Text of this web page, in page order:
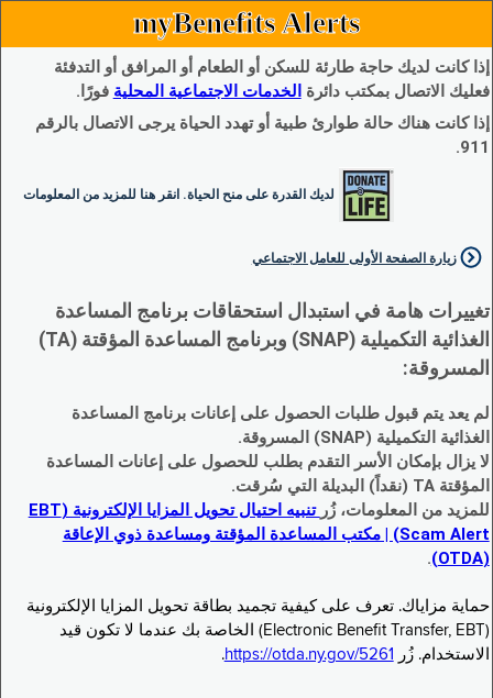
myBenefits Alerts
إذا كانت لديك حاجة طارئة للسكن أو الطعام أو المرافق أو التدفئة
فعليك الاتصال بمكتب دائرة الخدمات الاجتماعية المحلية فورًا.
إذا كانت هناك حالة طوارئ طبية أو تهدد الحياة يرجى الاتصال بالرقم
911.
لديك القدرة على منح الحياة. انقر هنا للمزيد من المعلومات
زيارة الصفحة الأولى للعامل الاجتماعي
تغييرات هامة في استبدال استحقاقات برنامج المساعدة
الغذائية التكميلية (SNAP) وبرنامج المساعدة المؤقتة (TA)
المسروقة:
لم يعد يتم قبول طلبات الحصول على إعانات برنامج المساعدة
الغذائية التكميلية (SNAP) المسروقة.
لا يزال بإمكان الأسر التقدم بطلب للحصول على إعانات المساعدة
المؤقتة TA (نقداً) البديلة التي سُرقت.
للمزيد من المعلومات، زُر
تنبيه احتيال تحويل المزايا الإلكترونية (EBT
Scam Alert) | مكتب المساعدة المؤقتة ومساعدة ذوي الإعاقة
(OTDA)
.
حماية مزاياك. تعرف على كيفية تجميد بطاقة تحويل المزايا الإلكترونية
(Electronic Benefit Transfer, EBT) الخاصة بك عندما لا تكون قيد
الاستخدام. زُر
https://otda.ny.gov/5261
.